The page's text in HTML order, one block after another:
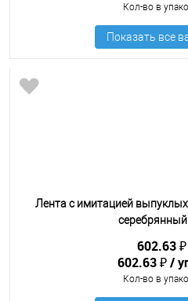
Кол-во в
Лента с имитацией
602.63 ₽
602.63 ₽
Кол-во в